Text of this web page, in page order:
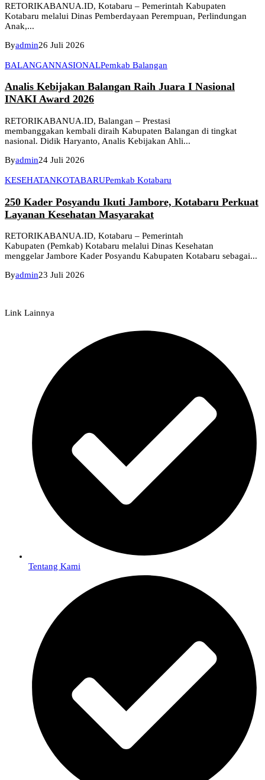
RETORIKABANUA.ID, Kotabaru – Pemerintah Kabupaten
Kotabaru melalui Dinas Pemberdayaan Perempuan, Perlindungan
Anak,...
Byadmin26 Juli 2026
BALANGANNASIONALPemkab Balangan
Analis Kebijakan Balangan Raih Juara I Nasional
INAKI Award 2026
RETORIKABANUA.ID, Balangan – Prestasi
membanggakan kembali diraih Kabupaten Balangan di tingkat
nasional. Didik Haryanto, Analis Kebijakan Ahli...
Byadmin24 Juli 2026
KESEHATANKOTABARUPemkab Kotabaru
250 Kader Posyandu Ikuti Jambore, Kotabaru Perkuat
Layanan Kesehatan Masyarakat
RETORIKABANUA.ID, Kotabaru – Pemerintah
Kabupaten (Pemkab) Kotabaru melalui Dinas Kesehatan
menggelar Jambore Kader Posyandu Kabupaten Kotabaru sebagai...
Byadmin23 Juli 2026
Link Lainnya
Tentang Kami